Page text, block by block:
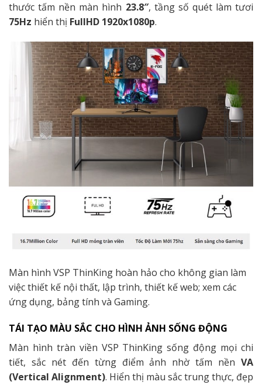
thước tấm nền màn hình 23.8″, tầng số quét làm tươi
75Hz hiển thị FullHD 1920x1080p.
Màn hình VSP ThinKing hoàn hảo cho không gian làm
việc thiết kế nội thất, lập trình, thiết kế web; xem các
ứng dụng, bảng tính và Gaming.
TÁI TẠO MÀU SẮC CHO HÌNH ẢNH SỐNG ĐỘNG
Màn hình tràn viền VSP ThinKing sống động mọi chi
tiết, sắc nét đến từng điểm ảnh nhờ tấm nền VA
(Vertical Alignment). Hiển thị màu sắc trung thực, đẹp